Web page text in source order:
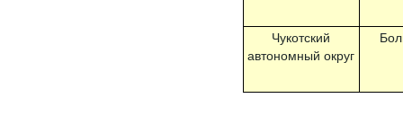
Чукотский
автономный округ